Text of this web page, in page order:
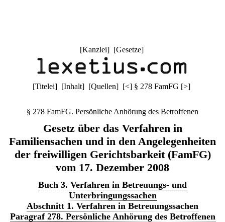
[Kanzlei] [Gesetze]
[Titelei] [Inhalt] [Quellen] [<] § 278 FamFG [>]
§ 278 FamFG. Persönliche Anhörung des Betroffenen
Gesetz über das Verfahren in
Familiensachen und in den Angelegenheiten
der freiwilligen Gerichtsbarkeit (FamFG)
vom 17. Dezember 2008
Buch 3. Verfahren in Betreuungs- und
Unterbringungssachen
Abschnitt 1. Verfahren in Betreuungssachen
Paragraf 278. Persönliche Anhörung des Betroffenen